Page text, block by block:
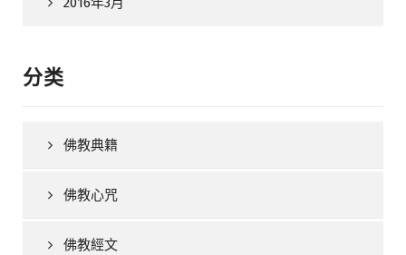
分类
佛教典籍
佛教心咒
佛教經文